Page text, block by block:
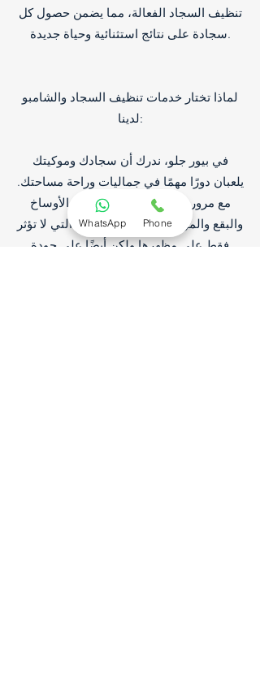
تنظيف السجاد الفعالة، مما يضمن حصول كل
سجادة على نتائج استثنائية وحياة جديدة.
لماذا تختار خدمات تنظيف السجاد والشامبو
لدينا:
في بيور جلو، ندرك أن سجادك وموكيتك
يلعبان دورًا مهمًا في جماليات وراحة مساحتك.
مع مرور الوقت، يمكن أن تتراكم الأوساخ
والبقع والمواد المسببة للحساسية التي لا تؤثر
فقط على مظهرها ولكن أيضًا على جودة
WhatsApp Phone